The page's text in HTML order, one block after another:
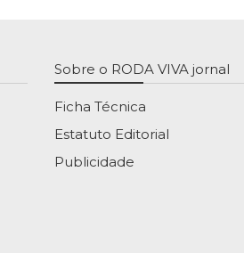
Sobre o RODA VIVA jornal
Ficha Técnica
Estatuto Editorial
Publicidade